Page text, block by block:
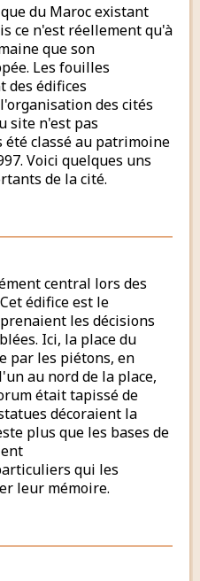
du Maroc existant
ce n'est réellement qu'à
que son
Les fouilles
des édifices
des cités
site n'est pas
classé au patrimoine
Voici quelques uns
de la cité.
central lors des
édifice est le
les décisions
Ici, la place du
par les piétons, en
au nord de la place,
était tapissé de
décoraient la
plus que les bases de
qui les
leur mémoire.